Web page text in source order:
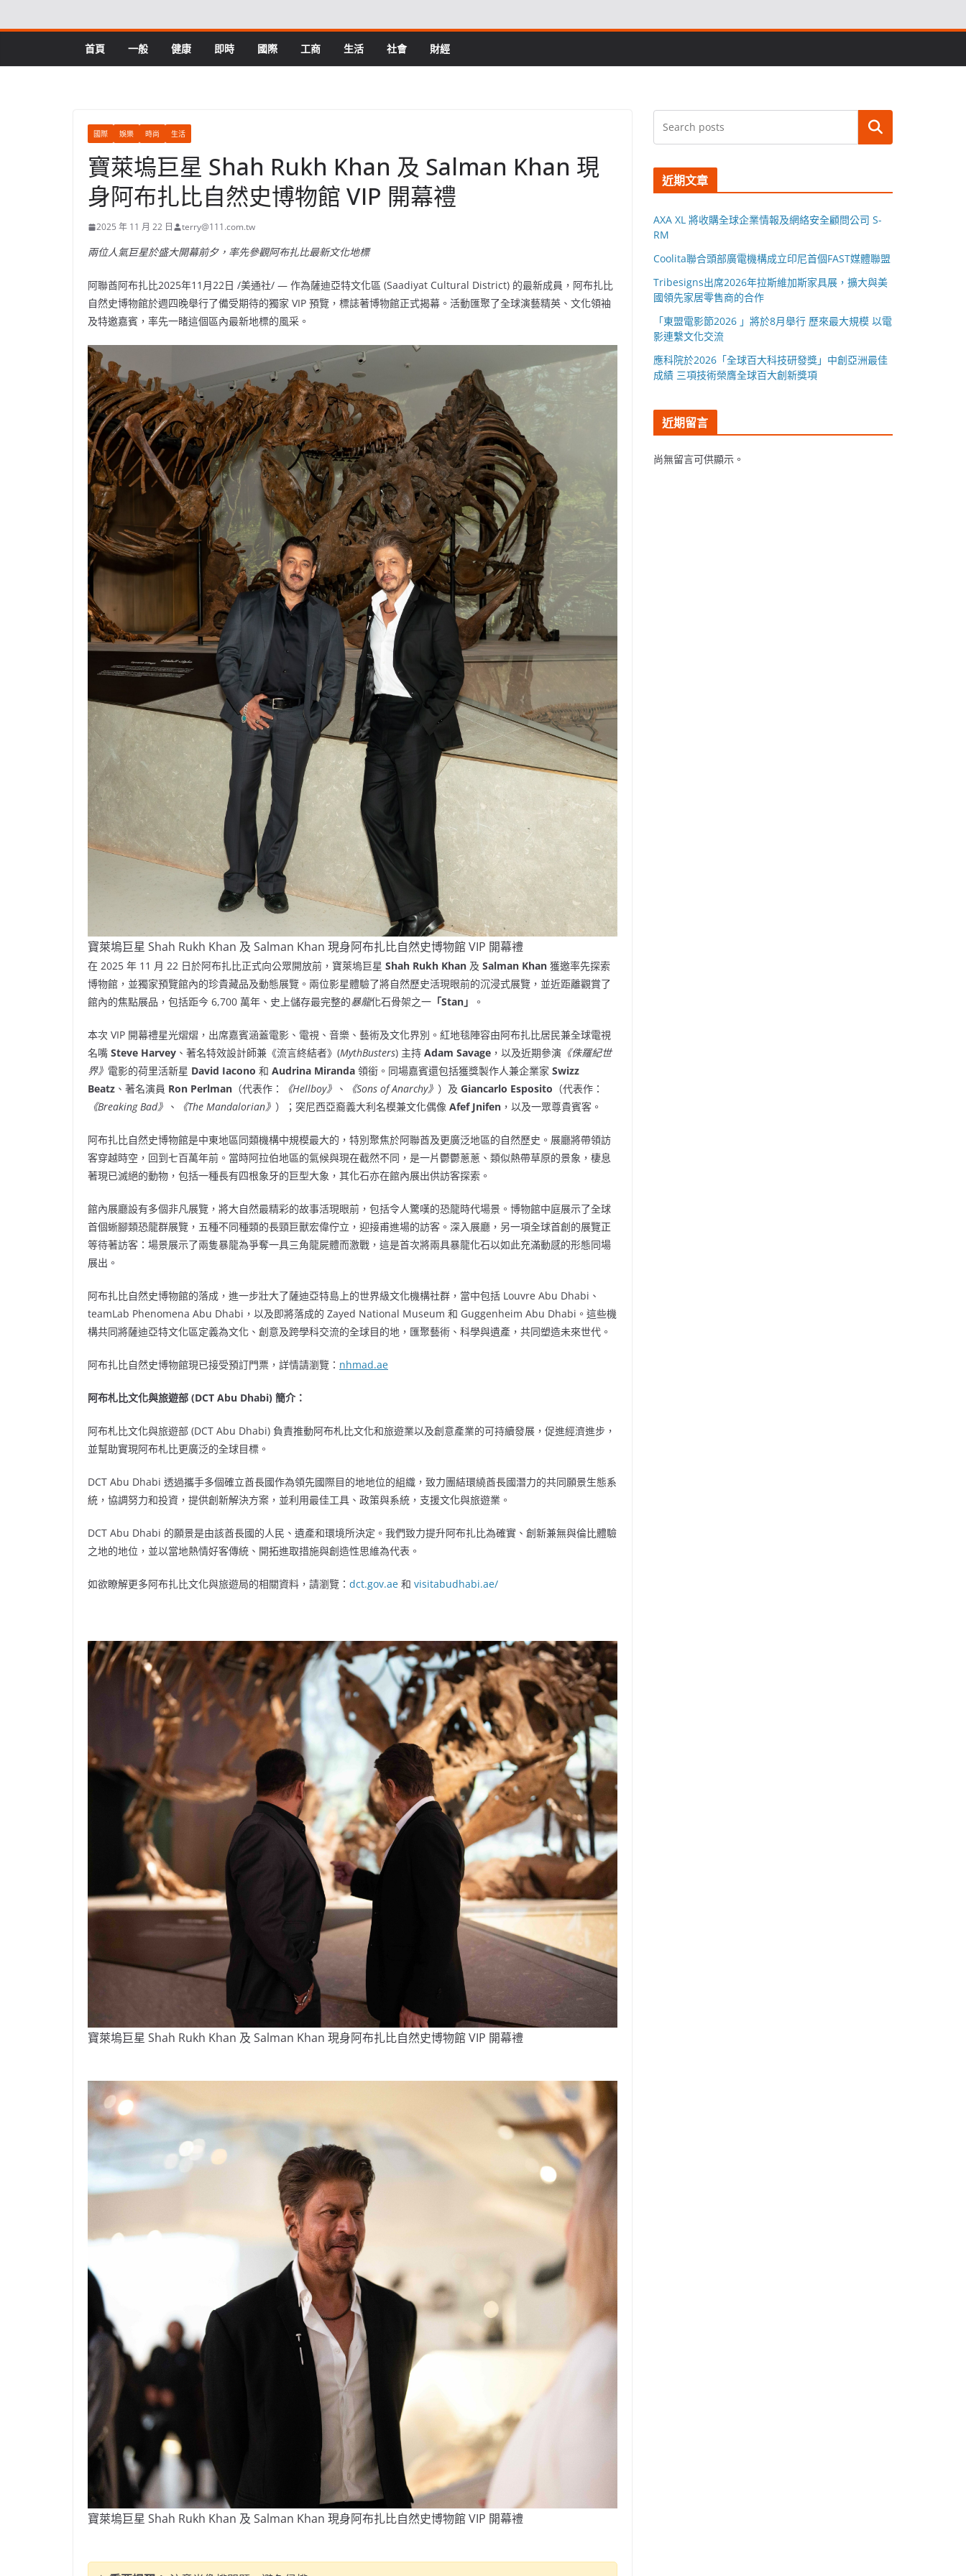
to
首頁 一般 健康 即時 國際 工商 生活 社會 財經
國際 娛樂 時尚 生活
寶萊塢巨星 Shah Rukh Khan 及 Salman Khan 現
身阿布扎比自然史博物館 VIP 開幕禮
2025 年 11 月 22 日 terry@111.com.tw
兩位人氣巨星於盛大開幕前夕，率先參觀阿布扎比最新文化地標
阿聯酋阿布扎比2025年11月22日 /美通社/ — 作為薩迪亞特文化區 (Saadiyat Cultural District) 的最新成員，阿布扎比
自然史博物館於週四晚舉行了備受期待的獨家 VIP 預覽，標誌著博物館正式揭幕。活動匯聚了全球演藝精英、文化領袖
及特邀嘉賓，率先一睹這個區內最新地標的風采。
寶萊塢巨星 Shah Rukh Khan 及 Salman Khan 現身阿布扎比自然史博物館 VIP 開幕禮
在 2025 年 11 月 22 日於阿布扎比正式向公眾開放前，寶萊塢巨星 Shah Rukh Khan 及 Salman Khan 獲邀率先探索
博物館，並獨家預覽館內的珍貴藏品及動態展覽。兩位影星體驗了將自然歷史活現眼前的沉浸式展覽，並近距離觀賞了
館內的焦點展品，包括距今 6,700 萬年、史上儲存最完整的暴龍化石骨架之一 「Stan」 。
本次 VIP 開幕禮星光熠熠，出席嘉賓涵蓋電影、電視、音樂、藝術及文化界別。紅地毯陣容由阿布扎比居民兼全球電視
名嘴 Steve Harvey 、著名特效設計師兼《流言終結者》(MythBusters) 主持 Adam Savage ，以及近期參演 《侏羅紀世
界》 電影的荷里活新星 David Iacono 和 Audrina Miranda 領銜。同場嘉賓還包括獲獎製作人兼企業家 Swizz
Beatz 、著名演員 Ron Perlman （代表作： 《Hellboy》 、 《Sons of Anarchy》 ）及 Giancarlo Esposito （代表作：
《Breaking Bad》 、 《The Mandalorian》 ）；突尼西亞裔義大利名模兼文化偶像 Afef Jnifen ，以及一眾尊貴賓客。
阿布扎比自然史博物館是中東地區同類機構中規模最大的，特別聚焦於阿聯酋及更廣泛地區的自然歷史。展廳將帶領訪
客穿越時空，回到七百萬年前。當時阿拉伯地區的氣候與現在截然不同，是一片鬱鬱蔥蔥、類似熱帶草原的景象，棲息
著現已滅絕的動物，包括一種長有四根象牙的巨型大象，其化石亦在館內展出供訪客探索。
館內展廳設有多個非凡展覽，將大自然最精彩的故事活現眼前，包括令人驚嘆的恐龍時代場景。博物館中庭展示了全球
首個蜥腳類恐龍群展覽，五種不同種類的長頸巨獸宏偉佇立，迎接甫進場的訪客。深入展廳，另一項全球首創的展覽正
等待著訪客：場景展示了兩隻暴龍為爭奪一具三角龍屍體而激戰，這是首次將兩具暴龍化石以如此充滿動感的形態同場
展出。
阿布扎比自然史博物館的落成，進一步壯大了薩迪亞特島上的世界級文化機構社群，當中包括 Louvre Abu Dhabi、
teamLab Phenomena Abu Dhabi，以及即將落成的 Zayed National Museum 和 Guggenheim Abu Dhabi。這些機
構共同將薩迪亞特文化區定義為文化、創意及跨學科交流的全球目的地，匯聚藝術、科學與遺產，共同塑造未來世代。
阿布扎比自然史博物館現已接受預訂門票，詳情請瀏覽： nhmad.ae
阿布札比文化與旅遊部 (DCT Abu Dhabi) 簡介：
阿布札比文化與旅遊部 (DCT Abu Dhabi) 負責推動阿布札比文化和旅遊業以及創意產業的可持續發展，促進經濟進步，
並幫助實現阿布札比更廣泛的全球目標。
DCT Abu Dhabi 透過攜手多個確立酋長國作為領先國際目的地地位的組織，致力團結環繞酋長國潛力的共同願景生態系
統，協調努力和投資，提供創新解決方案，並利用最佳工具、政策與系統，支援文化與旅遊業。
DCT Abu Dhabi 的願景是由該酋長國的人民、遺產和環境所決定。我們致力提升阿布扎比為確實、創新兼無與倫比體驗
之地的地位，並以當地熱情好客傳統、開拓進取措施與創造性思維為代表。
如欲瞭解更多阿布扎比文化與旅遊局的相關資料，請瀏覽： dct.gov.ae 和 visitabudhabi.ae/
寶萊塢巨星 Shah Rukh Khan 及 Salman Khan 現身阿布扎比自然史博物館 VIP 開幕禮
寶萊塢巨星 Shah Rukh Khan 及 Salman Khan 現身阿布扎比自然史博物館 VIP 開幕禮
搜尋
近期文章
AXA XL 將收購全球企業情報及網絡安全顧問公司 S-
RM
Coolita聯合頭部廣電機構成立印尼首個FAST媒體聯盟
Tribesigns出席2026年拉斯維加斯家具展，擴大與美
國領先家居零售商的合作
「東盟電影節2026 」將於8月舉行 歷來最大規模 以電
影連繫文化交流
應科院於2026「全球百大科技研發獎」中創亞洲最佳
成績 三項技術榮膺全球百大創新獎項
近期留言
尚無留言可供顯示。